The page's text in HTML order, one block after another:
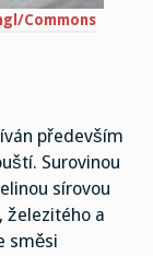
Commons
především
Surovinou
sírovou
železitého a
směsi